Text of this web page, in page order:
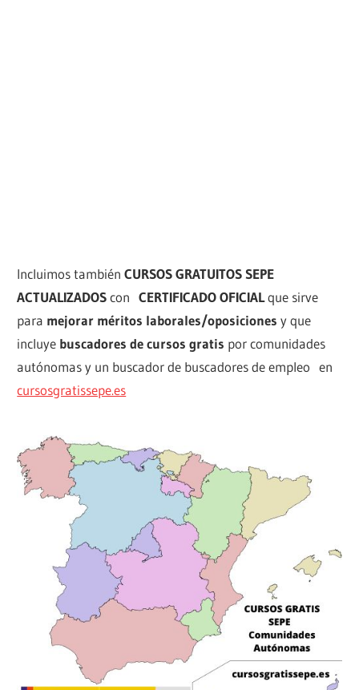
Incluimos tambiénCURSOS GRATUITOS SEPE
ACTUALIZADOSconCERTIFICADO OFICIALque sirve
para mejorar méritos laborales/oposiciones y que
incluye buscadores de cursos gratis por comunidades
autónomas y un buscador de buscadores de empleo en
cursosgratissepe.es